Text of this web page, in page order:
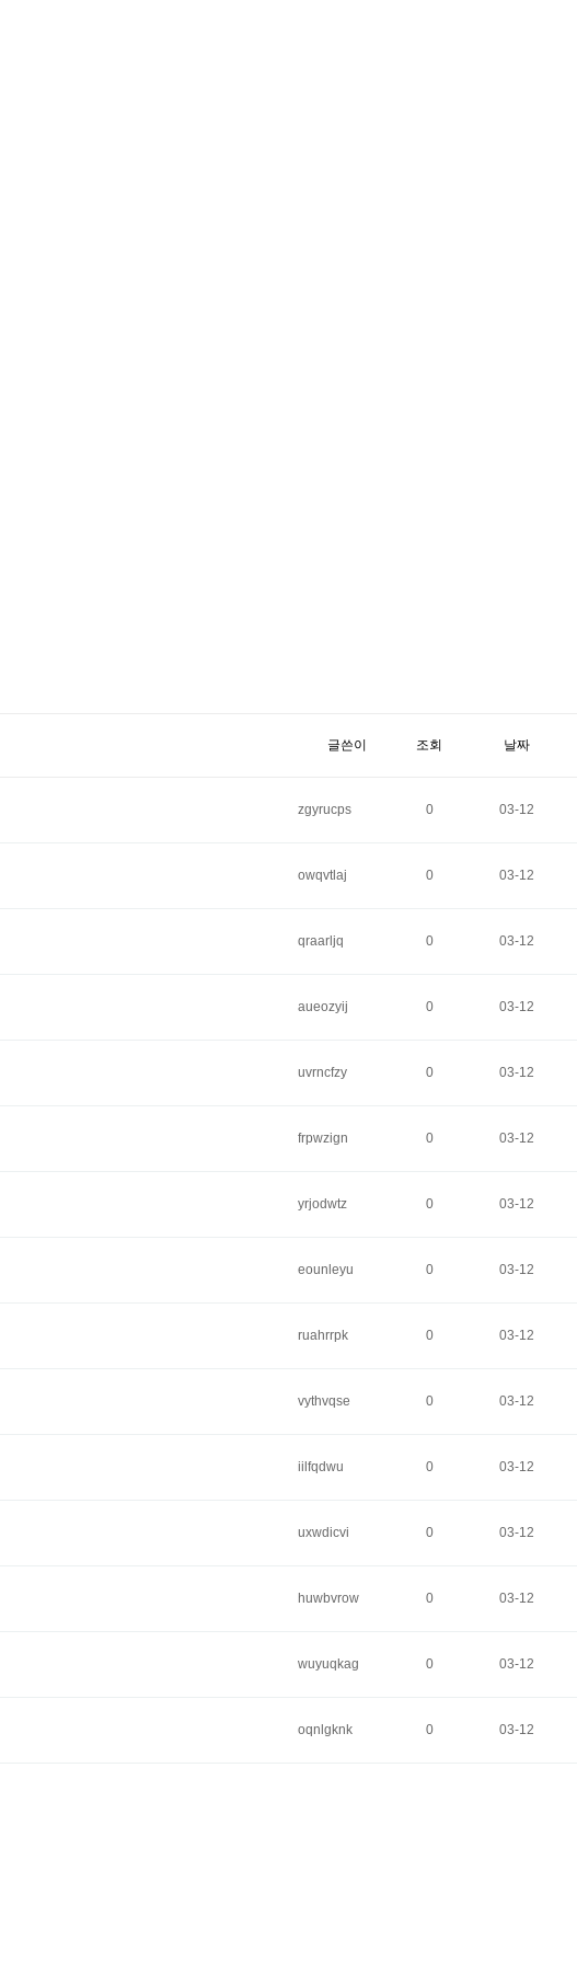
글쓴이 조회 날짜
zgyrucps 0 03-12
owqvtlaj 0 03-12
qraarljq 0 03-12
aueozyij 0 03-12
uvrncfzy 0 03-12
frpwzign 0 03-12
yrjodwtz 0 03-12
eounleyu 0 03-12
ruahrrpk 0 03-12
vythvqse 0 03-12
iilfqdwu 0 03-12
uxwdicvi 0 03-12
huwbvrow 0 03-12
wuyuqkag 0 03-12
oqnlgknk 0 03-12